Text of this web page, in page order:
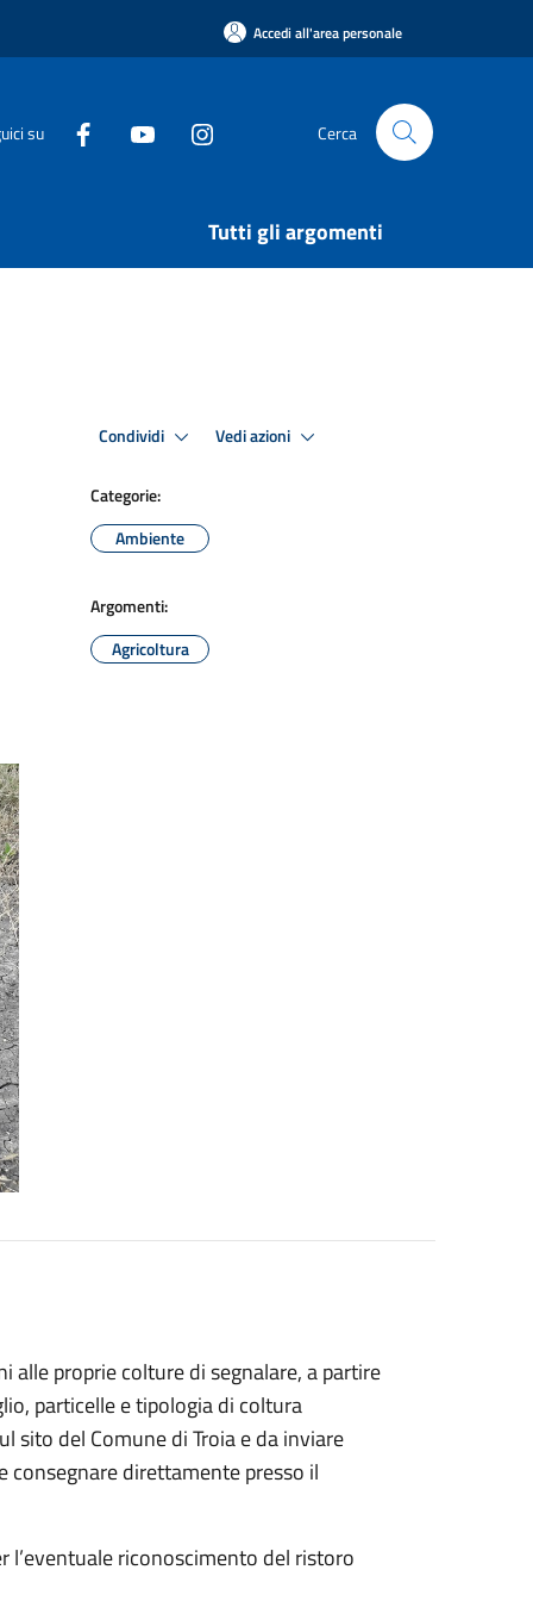
Accedi all'area personale
su Cerca
Tutti gli argomenti
Condividi Vedi azioni
Categorie:
Ambiente
Argomenti:
Agricoltura
alle proprie colture di segnalare, a partire
particelle e tipologia di coltura
sito del Comune di Troia e da inviare
consegnare direttamente presso il
l’eventuale riconoscimento del ristoro